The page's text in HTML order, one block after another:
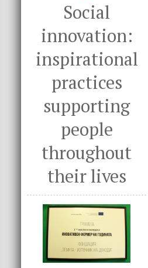
Social
innovation:
inspirational
practices
supporting
people
throughout
their lives